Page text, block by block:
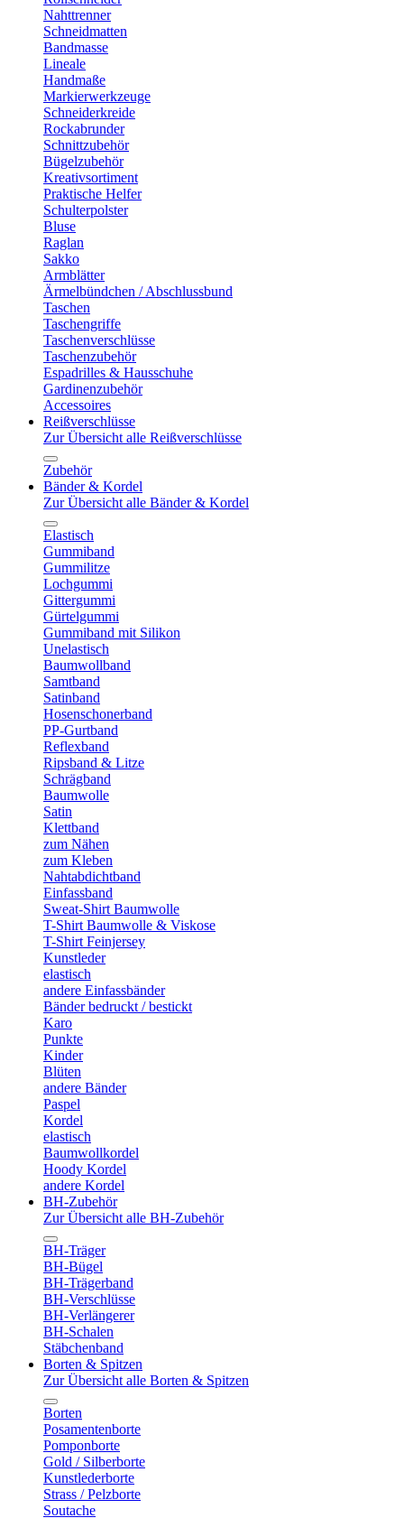
Nahttrenner
Schneidmatten
Bandmasse
Lineale
Handmaße
Markierwerkzeuge
Schneiderkreide
Rockabrunder
Schnittzubehör
Bügelzubehör
Kreativsortiment
Praktische Helfer
Schulterpolster
Bluse
Raglan
Sakko
Armblätter
Ärmelbündchen / Abschlussbund
Taschen
Taschengriffe
Taschenverschlüsse
Taschenzubehör
Espadrilles & Hausschuhe
Gardinenzubehör
Accessoires
Reißverschlüsse
Zur Übersicht alle Reißverschlüsse
Zubehör
Bänder & Kordel
Zur Übersicht alle Bänder & Kordel
Elastisch
Gummiband
Gummilitze
Lochgummi
Gittergummi
Gürtelgummi
Gummiband mit Silikon
Unelastisch
Baumwollband
Samtband
Satinband
Hosenschonerband
PP-Gurtband
Reflexband
Ripsband & Litze
Schrägband
Baumwolle
Satin
Klettband
zum Nähen
zum Kleben
Nahtabdichtband
Einfassband
Sweat-Shirt Baumwolle
T-Shirt Baumwolle & Viskose
T-Shirt Feinjersey
Kunstleder
elastisch
andere Einfassbänder
Bänder bedruckt / bestickt
Karo
Punkte
Kinder
Blüten
andere Bänder
Paspel
Kordel
elastisch
Baumwollkordel
Hoody Kordel
andere Kordel
BH-Zubehör
Zur Übersicht alle BH-Zubehör
BH-Träger
BH-Bügel
BH-Trägerband
BH-Verschlüsse
BH-Verlängerer
BH-Schalen
Stäbchenband
Borten & Spitzen
Zur Übersicht alle Borten & Spitzen
Borten
Posamentenborte
Pomponborte
Gold / Silberborte
Kunstlederborte
Strass / Pelzborte
Soutache